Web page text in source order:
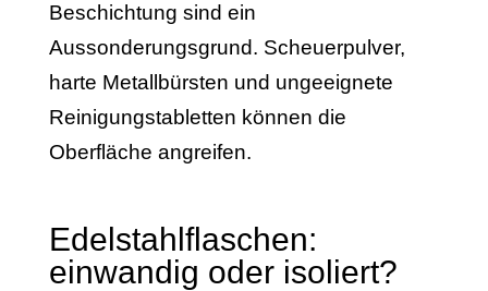
Beschichtung sind ein
Aussonderungsgrund. Scheuerpulver,
harte Metallbürsten und ungeeignete
Reinigungstabletten können die
Oberfläche angreifen.
Edelstahlflaschen:
einwandig oder isoliert?